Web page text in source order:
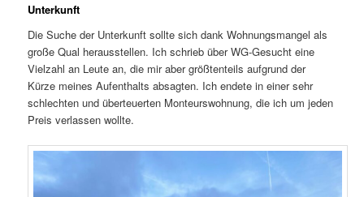
Unterkunft
Die Suche der Unterkunft sollte sich dank Wohnungsmangel als
große Qual herausstellen. Ich schrieb über WG-Gesucht eine
Vielzahl an Leute an, die mir aber größtenteils aufgrund der
Kürze meines Aufenthalts absagten. Ich endete in einer sehr
schlechten und überteuerten Monteurswohnung, die ich um jeden
Preis verlassen wollte.